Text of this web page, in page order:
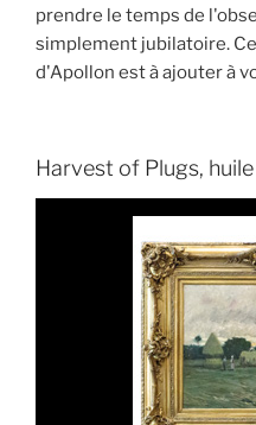
prendre le temps de
simplement jubilatoire.
d'Apollon est à ajouter à
Harvest of Plugs,